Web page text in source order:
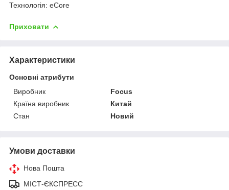
Технологія: eCore
Приховати
Характеристики
Основні атрибути
Виробник
Focus
Країна виробник
Китай
Стан
Новий
Умови доставки
Нова Пошта
МІСТ-ЄКСПРЕСС